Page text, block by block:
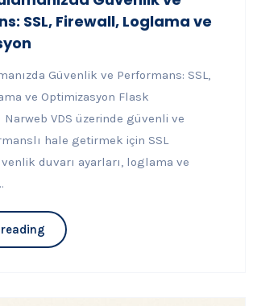
SSL, Firewall, Loglama ve
Güvenlik ve Performans: SSL,
ve Optimizasyon Flask
Narweb VDS üzerinde güvenli ve
hale getirmek için SSL
duvarı ayarları, loglama ve